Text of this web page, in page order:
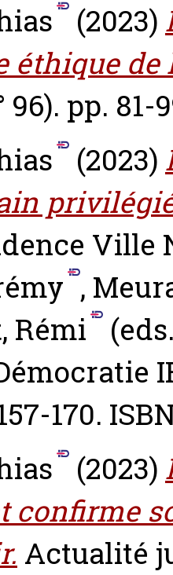
(2023)
éthique
pp. 81-
(2023)
Ville
,
Rémi
170.
(2023)
confirme
Actualité